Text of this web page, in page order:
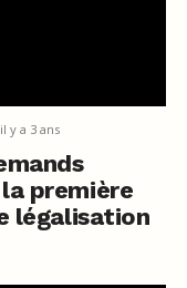
il y a 3 ans
première
légalisation